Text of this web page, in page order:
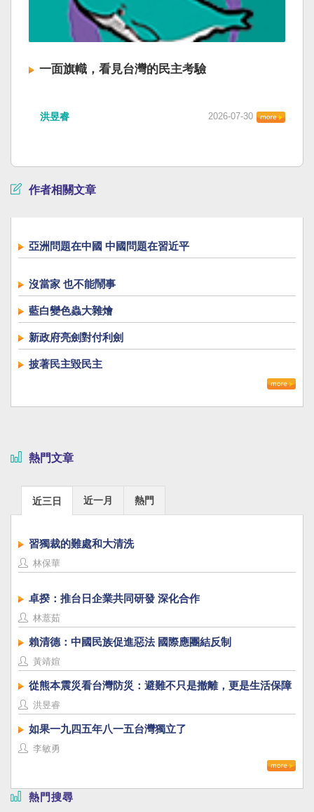
一面旗幟，看見台灣的民主考驗
洪昱睿 2026-07-30
作者相關文章
亞洲問題在中國 中國問題在習近平
沒當家 也不能鬧事
藍白變色蟲大雜燴
新政府亮劍對付利劍
披著民主毀民主
熱門文章
近三日 近一月 熱門
習獨裁的難處和大清洗
林保華
卓揆：推台日企業共同研發 深化合作
林薏茹
賴清德：中國民族促進惡法 國際應團結反制
黃靖媗
從熊本震災看台灣防災：避難不只是撤離，更是生活保障
洪昱睿
如果一九四五年八一五台灣獨立了
李敏勇
熱門搜尋